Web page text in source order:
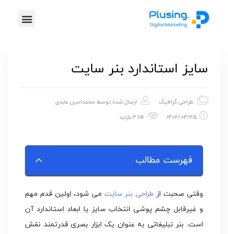
سایز استاندارد بنر سایت
طراحی گرافیک ارسال شده توسط محمدامین عابدی
1402/03/25
فهرست مطالب
وقتی صحبت از طراحی بنر سایت می شود، اولین قدم مهم
و غیرقابل چشم پوشی انتخاب سایز یا ابعاد استاندارد آن
است. بنر تبلیغاتی به عنوان یک ابزار بصری قدرتمند نقش